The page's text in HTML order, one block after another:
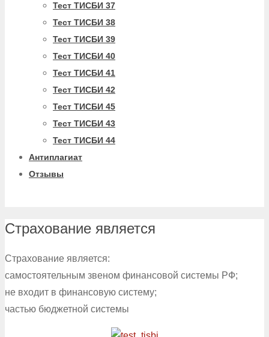
Тест ТИСБИ 37
Тест ТИСБИ 38
Тест ТИСБИ 39
Тест ТИСБИ 40
Тест ТИСБИ 41
Тест ТИСБИ 42
Тест ТИСБИ 45
Тест ТИСБИ 43
Тест ТИСБИ 44
Антиплагиат
Отзывы
Страхование является
Страхование является:
самостоятельным звеном финансовой системы РФ;
не входит в финансовую систему;
частью бюджетной системы